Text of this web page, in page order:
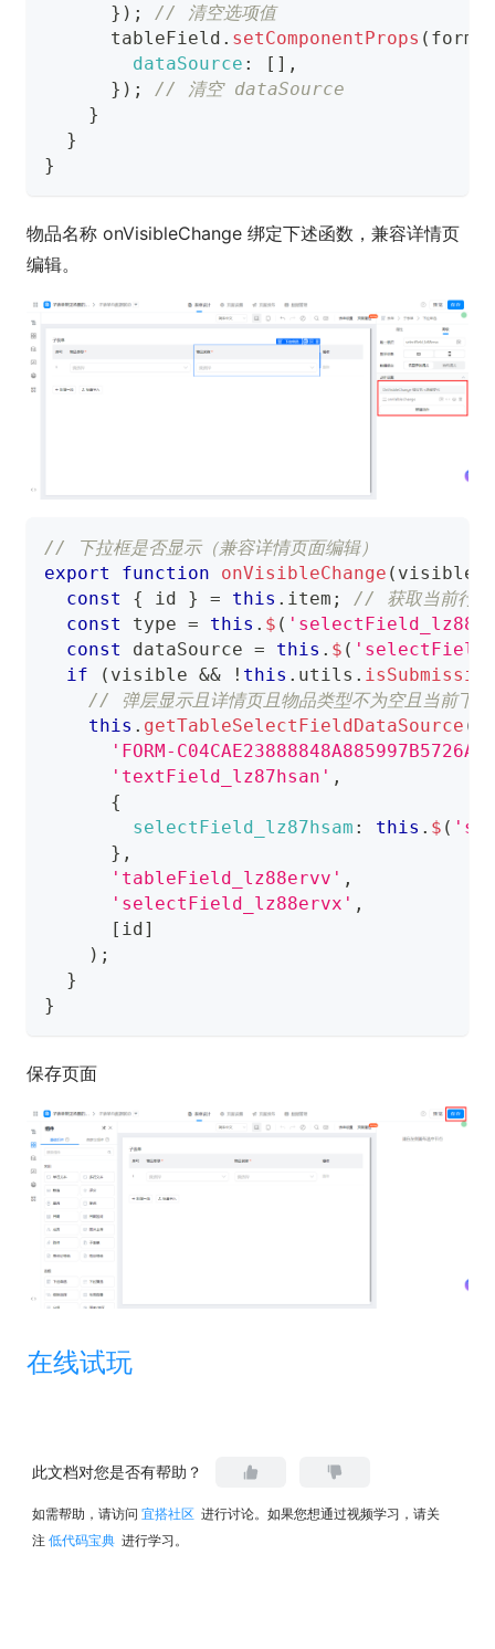
} ) ;
// 清空选项值
      tableField
. setComponentProps (
dataSource : [ ] ,
} ) ;
// 清空 dataSource
}
}
}
物品名称 onVisibleChange 绑定下述函数，兼容详情页
编辑。
// 下拉框是否显示（兼容详情页面编辑）
export
function onVisibleChange ( visible
const
{ id } = this . item ;
// 获取当前行的
const
type = this . $ (
const
dataSource = this . $ (
if
( visible && ! this . utils .
// 弹层显示且详情页且物品类型不为空且当前下
this . getTableSelectFieldDataSource (
'FORM-
'textField_lz87hsan' ,
{
selectField_lz87hsam : this . $ (
} ,
'tableField_lz88ervv' ,
'selectField_lz88ervx' ,
[ id]
) ;
}
}
保存页面
在线试玩
此文档对您是否有帮助？
如需帮助，请访问 宜搭社区 进行讨论。如果您想通过视频学习，请关
注 低代码宝典 进行学习。